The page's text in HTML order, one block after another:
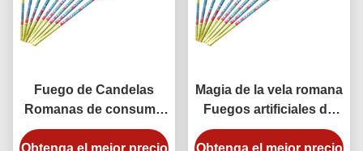
Fuego de Candelas
Romanas de consumo
30 disparos en forma de
Magia de la vela romana
Fuegos artificiales de
consumo 10 disparos